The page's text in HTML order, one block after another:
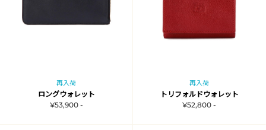
再入荷
ロングウォレット
¥53,900 -
再入荷
トリフォルドウォレット
¥52,800 -